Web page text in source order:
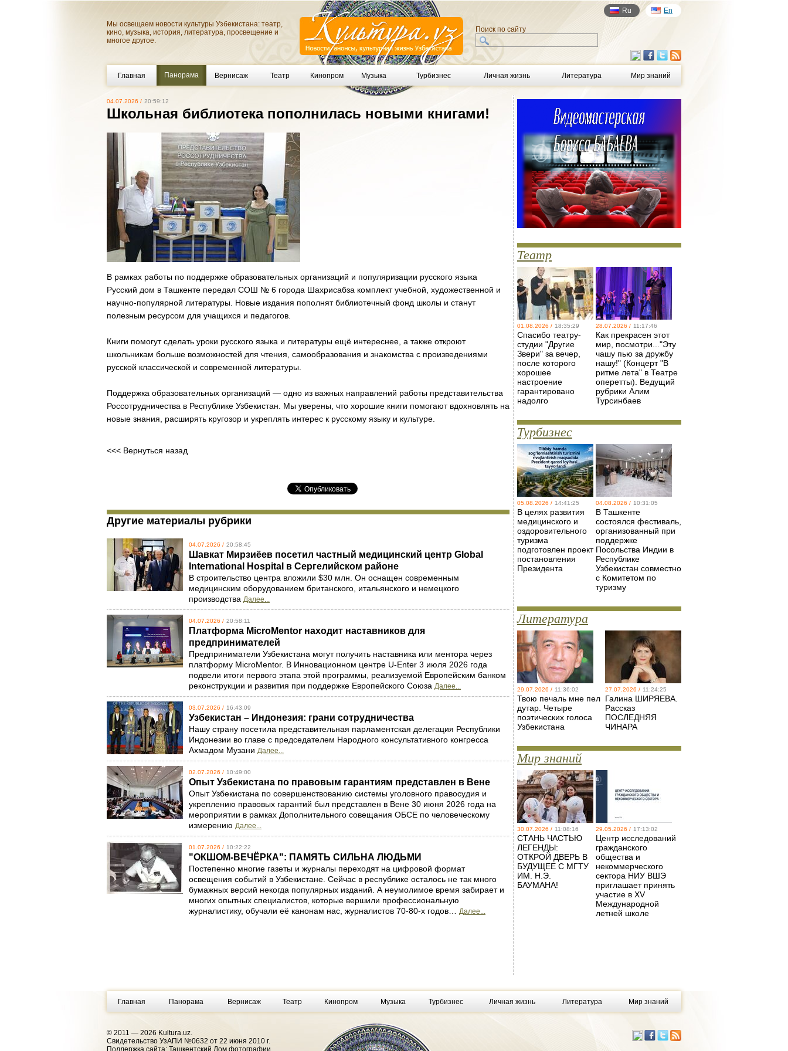
Мы освещаем новости культуры Узбекистана: театр,
кино, музыка, история, литература, просвещение и
многое другое.
Ru En
Поиск по сайту
Главная Панорама Вернисаж Театр Кинопром Музыка Турбизнес Личная жизнь Литература Мир знаний
04.07.2026 / 20:59:12
Школьная библиотека пополнилась новыми книгами!
В рамках работы по поддержке образовательных организаций и популяризации русского языка
Русский дом в Ташкенте передал СОШ № 6 города Шахрисабза комплект учебной, художественной и
научно-популярной литературы. Новые издания пополнят библиотечный фонд школы и станут
полезным ресурсом для учащихся и педагогов.
Книги помогут сделать уроки русского языка и литературы ещё интереснее, а также откроют
школьникам больше возможностей для чтения, самообразования и знакомства с произведениями
русской классической и современной литературы.
Поддержка образовательных организаций — одно из важных направлений работы представительства
Россотрудничества в Республике Узбекистан. Мы уверены, что хорошие книги помогают вдохновлять на
новые знания, расширять кругозор и укреплять интерес к русскому языку и культуре.
<<< Вернуться назад
Другие материалы рубрики
04.07.2026 / 20:58:45
Шавкат Мирзиёев посетил частный медицинский центр Global
International Hospital в Сергелийском районе
В строительство центра вложили $30 млн. Он оснащен современным
медицинским оборудованием британского, итальянского и немецкого
производства Далее...
04.07.2026 / 20:58:11
Платформа MicroMentor находит наставников для
предпринимателей
Предприниматели Узбекистана могут получить наставника или ментора через
платформу MicroMentor. В Инновационном центре U-Enter 3 июля 2026 года
подвели итоги первого этапа этой программы, реализуемой Европейским банком
реконструкции и развития при поддержке Европейского Союза Далее...
03.07.2026 / 16:43:09
Узбекистан – Индонезия: грани сотрудничества
Нашу страну посетила представительная парламентская делегация Республики
Индонезии во главе с председателем Народного консультативного конгресса
Ахмадом Музани Далее...
02.07.2026 / 10:49:00
Опыт Узбекистана по правовым гарантиям представлен в Вене
Опыт Узбекистана по совершенствованию системы уголовного правосудия и
укреплению правовых гарантий был представлен в Вене 30 июня 2026 года на
мероприятии в рамках Дополнительного совещания ОБСЕ по человеческому
измерению Далее...
01.07.2026 / 10:22:22
"ОКШОМ-ВЕЧЁРКА": ПАМЯТЬ СИЛЬНА ЛЮДЬМИ
Постепенно многие газеты и журналы переходят на цифровой формат
освещения событий в Узбекистане. Cейчас в республике осталось не так много
бумажных версий некогда популярных изданий. А неумолимое время забирает и
многих опытных специалистов, которые вершили профессиональную
журналистику, обучали её канонам нас, журналистов 70-80-х годов… Далее...
Театр
01.08.2026 / 18:35:29
Спасибо театру-
студии "Другие
Звери" за вечер,
после которого
хорошее
настроение
гарантировано
надолго
28.07.2026 / 11:17:46
Как прекрасен этот
мир, посмотри..."Эту
чашу пью за дружбу
нашу!" (Концерт "В
ритме лета" в Театре
оперетты). Ведущий
рубрики Алим
Турсинбаев
Турбизнес
05.08.2026 / 14:41:25
В целях развития
медицинского и
оздоровительного
туризма
подготовлен проект
постановления
Президента
04.08.2026 / 10:31:05
В Ташкенте
состоялся фестиваль,
организованный при
поддержке
Посольства Индии в
Республике
Узбекистан совместно
с Комитетом по
туризму
Литература
29.07.2026 / 11:36:02
Твою печаль мне пел
дутар. Четыре
поэтических голоса
Узбекистана
27.07.2026 / 11:24:25
Галина ШИРЯЕВА.
Рассказ
ПОСЛЕДНЯЯ
ЧИНАРА
Мир знаний
30.07.2026 / 11:08:16
СТАНЬ ЧАСТЬЮ
ЛЕГЕНДЫ:
ОТКРОЙ ДВЕРЬ В
БУДУЩЕЕ С МГТУ
ИМ. Н.Э.
БАУМАНА!
29.05.2026 / 17:13:02
Центр исследований
гражданского
общества и
некоммерческого
сектора НИУ ВШЭ
приглашает принять
участие в XV
Международной
летней школе
Главная Панорама Вернисаж Театр Кинопром Музыка Турбизнес Личная жизнь Литература Мир знаний
© 2011 — 2026 Kultura.uz.
Cвидетельство УзАПИ №0632 от 22 июня 2010 г.
Поддержка сайта: Ташкентский Дом фотографии